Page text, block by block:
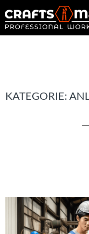
KATEGORIE: